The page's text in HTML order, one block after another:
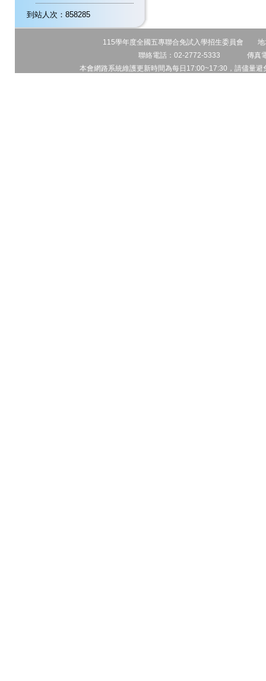
到站人次：858285
115學年度全國五專聯合免試入學招生委員會 地
聯絡電話：02-2772-5333 傳真
本會網路系統維護更新時間為每日17:00~17:30，請儘量